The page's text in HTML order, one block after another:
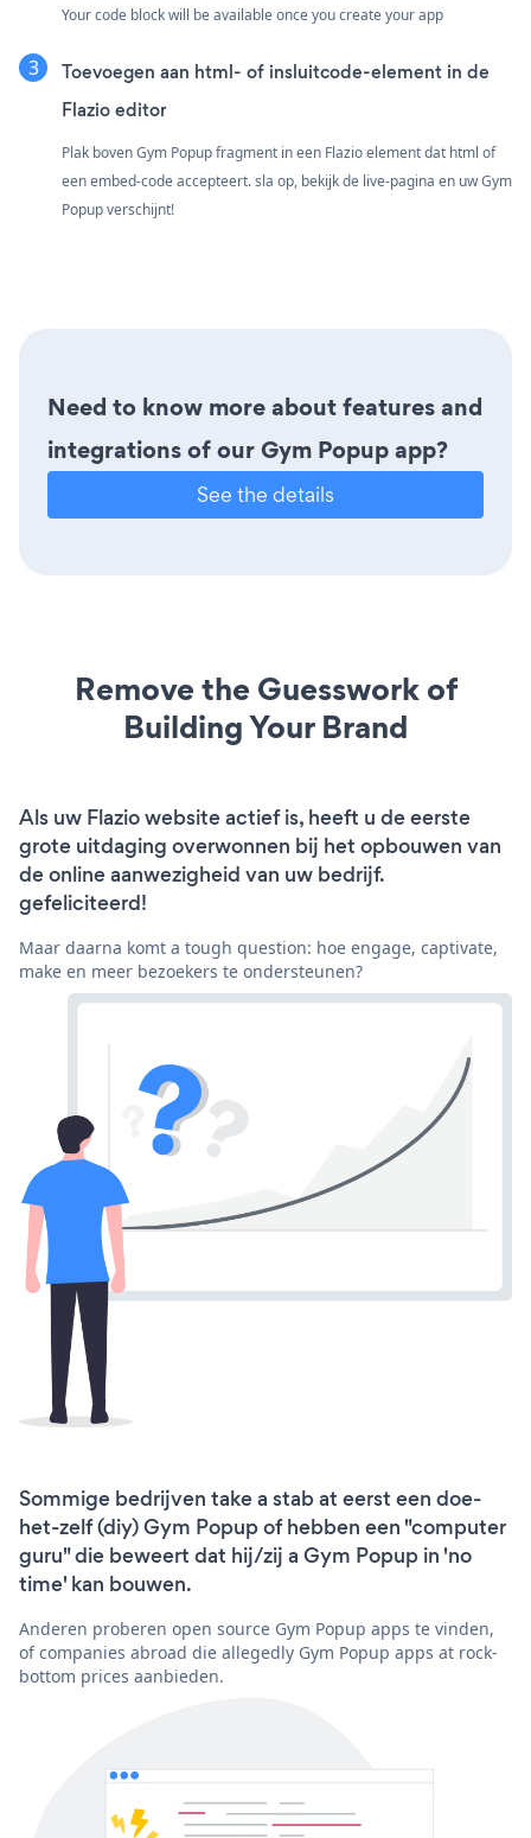
Your code block will be available once you create your app
Toevoegen aan html- of insluitcode-element in de
Flazio editor
Plak boven Gym Popup fragment in een Flazio element dat html of
een embed-code accepteert. sla op, bekijk de live-pagina en uw Gym
Popup verschijnt!
Need to know more about features and
integrations of our Gym Popup app?
See the details
Remove the Guesswork of
Building Your Brand
Als uw Flazio website actief is, heeft u de eerste
grote uitdaging overwonnen bij het opbouwen van
de online aanwezigheid van uw bedrijf.
gefeliciteerd!
Maar daarna komt a tough question: hoe engage, captivate,
make en meer bezoekers te ondersteunen?
Sommige bedrijven take a stab at eerst een doe-
het-zelf (diy) Gym Popup of hebben een "computer
guru" die beweert dat hij/zij a Gym Popup in 'no
time' kan bouwen.
Anderen proberen open source Gym Popup apps te vinden,
of companies abroad die allegedly Gym Popup apps at rock-
bottom prices aanbieden.